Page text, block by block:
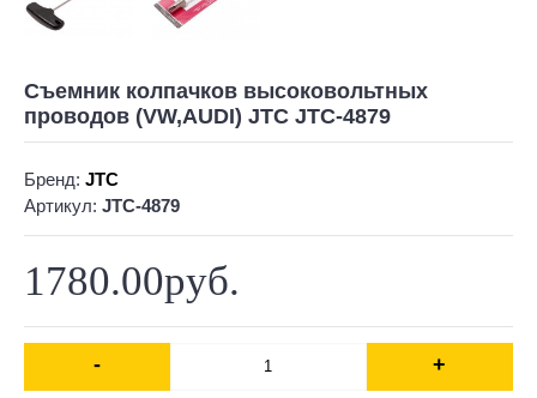
Съемник колпачков высоковольтных
проводов (VW,AUDI) JTC JTC-4879
Бренд: JTC
Артикул: JTC-4879
1780.00руб.
- +